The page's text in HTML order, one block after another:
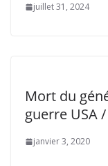
juillet 31, 2024
Mort du
guerre USA
janvier 3, 2020